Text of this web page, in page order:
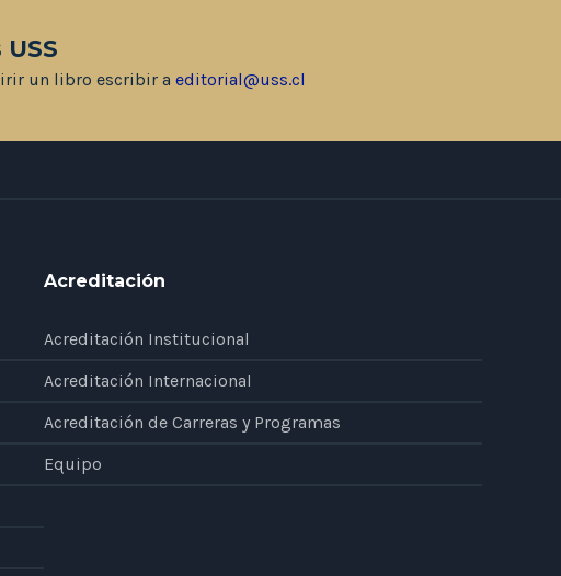
un libro escribir a editorial@uss.cl
Acreditación
Acreditación Institucional
Acreditación Internacional
Acreditación de Carreras y Programas
Equipo